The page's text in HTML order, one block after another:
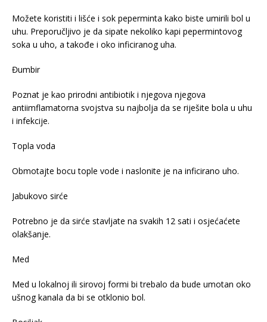
Možete koristiti i lišće i sok peperminta kako biste umirili bol u
uhu. Preporučljivo je da sipate nekoliko kapi pepermintovog
soka u uho, a takođe i oko inficiranog uha.
Đumbir
Poznat je kao prirodni antibiotik i njegova njegova
antiimflamatorna svojstva su najbolja da se riješite bola u uhu
i infekcije.
Topla voda
Obmotajte bocu tople vode i naslonite je na inficirano uho.
Jabukovo sirće
Potrebno je da sirće stavljate na svakih 12 sati i osjećaćete
olakšanje.
Med
Med u lokalnoj ili sirovoj formi bi trebalo da bude umotan oko
ušnog kanala da bi se otklonio bol.